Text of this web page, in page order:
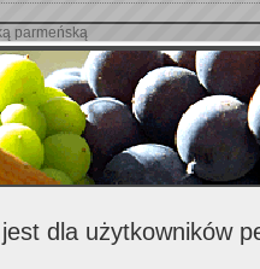
(3)
dla użytkowników